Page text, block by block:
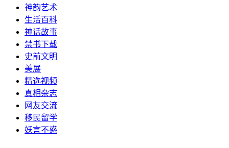
神韵艺术
生活百科
神话故事
禁书下载
史前文明
美展
精选视频
真相杂志
网友交流
移民留学
妖言不惑